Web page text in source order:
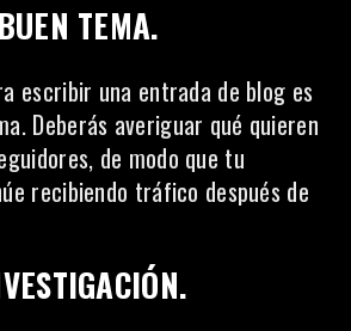
TEMA.
escribir una entrada de blog es
Deberás averiguar qué quieren
de modo que tu
recibiendo tráfico después de